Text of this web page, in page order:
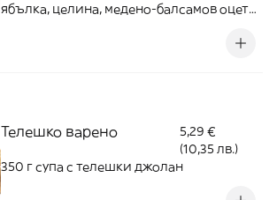
ябълка, целина, медено-балсамов оцет,
Телешко варено
5,29 €
(10,35 лв.)
350 г супа с телешки джолан